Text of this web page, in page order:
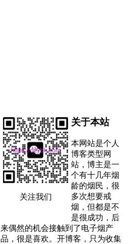
关注我们
关于本站
本网站是个人
博客类型网
站，博主是一
个有十几年烟
龄的烟民，很
多次想要戒
烟，但都是不
是很成功，后
来偶然的机会接触到了电子烟产
品，很是喜欢。开博客，只为收集